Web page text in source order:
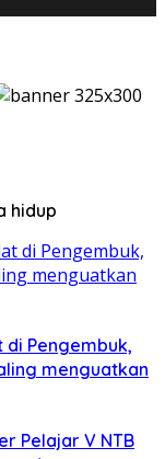
hidup
di Pengembuk,
menguatkan
Pelajar V NTB